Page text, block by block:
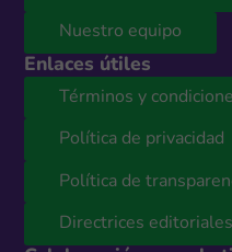
Nuestro equipo
Enlaces útiles
Términos y
Política de privacidad
Política de
Directrices editoriales